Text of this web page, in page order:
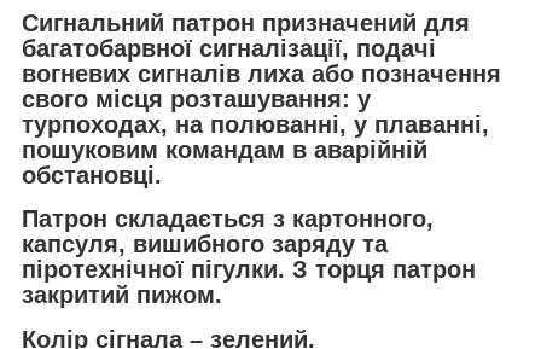
Сигнальний патрон призначений для
багатобарвної сигналізації, подачі
вогневих сигналів лиха або позначення
свого місця розташування: у
турпоходах, на полюванні, у плаванні,
пошуковим командам в аварійній
обстановці.
Патрон складається з картонного,
капсуля, вишибного заряду та
піротехнічної пігулки. З торця патрон
закритий пижом.
Колір сігнала – зелений.